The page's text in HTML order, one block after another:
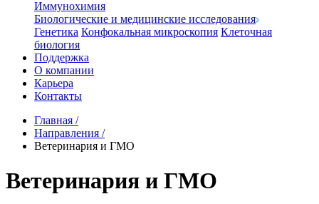
Иммунохимия
Биологические и медицинские исследования
Генетика Конфокальная микроскопия Клеточная
биология
Поддержка
О компании
Карьера
Контакты
Главная /
Направления /
Ветеринария и ГМО
Ветеринария и ГМО